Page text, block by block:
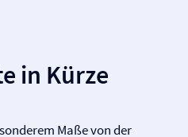
in Kürze
Maße von der